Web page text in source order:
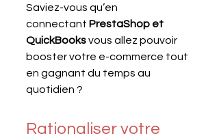
Saviez-vous qu’en
connectant PrestaShop et
QuickBooks vous allez pouvoir
booster votre e-commerce tout
en gagnant du temps au
quotidien ?
Rationaliser votre